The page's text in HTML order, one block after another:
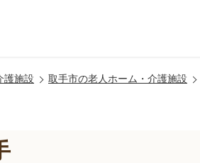
護施設 取手市の老人ホーム・介護施設